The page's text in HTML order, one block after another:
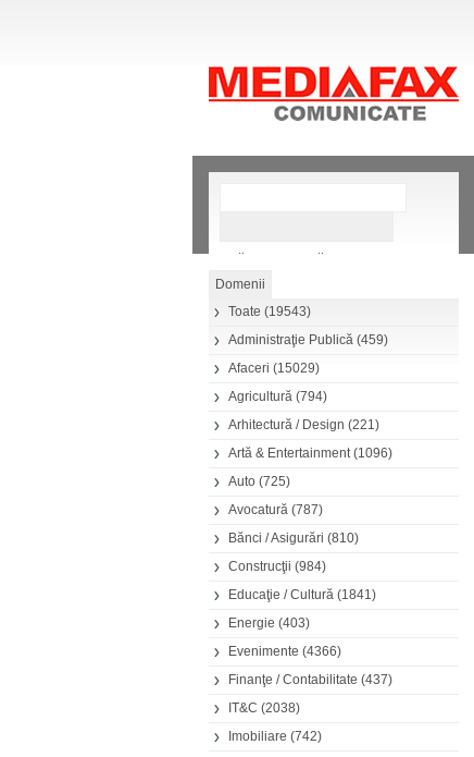
Căutare avansată
Toate (19543)
Administraţie Publică (459)
Afaceri (15029)
Agricultură (794)
Arhitectură / Design (221)
Artă & Entertainment(1096)
Auto (725)
Avocatură (787)
Bănci / Asigurări (810)
Construcţii (984)
Educaţie / Cultură (1841)
Energie (403)
Evenimente (4366)
Finanţe / Contabilitate (437)
IT&C (2038)
Imobiliare (742)